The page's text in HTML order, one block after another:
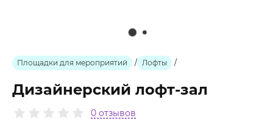
Площадки для мероприятий / Лофты /
Дизайнерский лофт-зал
0 отзывов